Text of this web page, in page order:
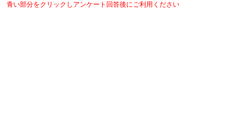
青い部分をクリックしアンケート回答後にご利用ください